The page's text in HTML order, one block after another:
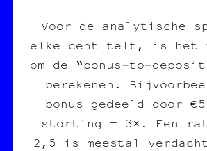
Voor de analytische
elke cent telt, is het
om de
berekenen.
bonus gedeeld door
storting = 3×. Een
2,5 is meestal